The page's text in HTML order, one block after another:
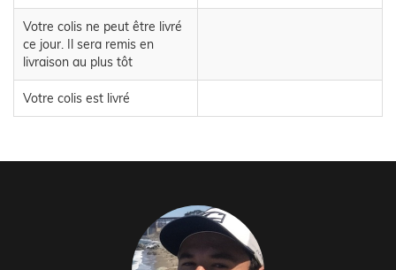
Votre colis ne peut être livré
ce jour. Il sera remis en
livraison au plus tôt
Votre colis est livré